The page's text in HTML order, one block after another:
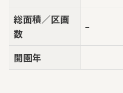
総面積／区画
数
–
開園年